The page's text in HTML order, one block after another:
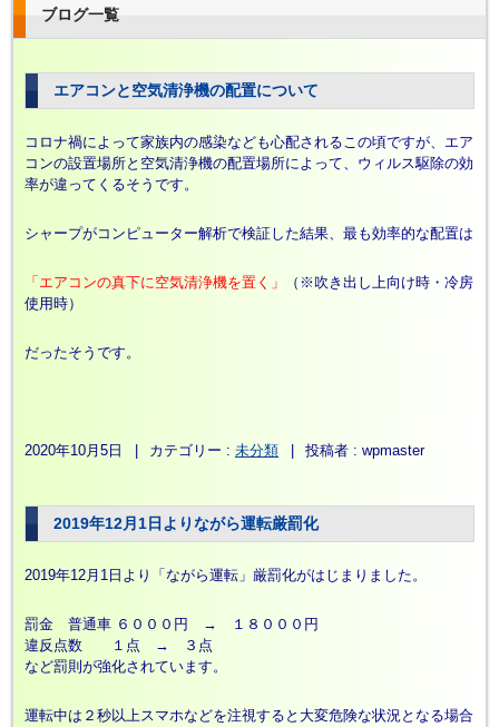
ブログ一覧
エアコンと空気清浄機の配置について
コロナ禍によって家族内の感染なども心配されるこの頃ですが、エア
コンの設置場所と空気清浄機の配置場所によって、ウィルス駆除の効
率が違ってくるそうです。
シャープがコンピューター解析で検証した結果、最も効率的な配置は
「エアコンの真下に空気清浄機を置く」
（※吹き出し上向け時・冷房
使用時）
だったそうです。
2020年10月5日 カテゴリー : 未分類 投稿者 : wpmaster
2019年12月1日よりながら運転厳罰化
2019年12月1日より「ながら運転」厳罰化がはじまりました。
罰金 普通車 ６０００円 → １８０００円
違反点数 １点 → ３点
など罰則が強化されています。
運転中は２秒以上スマホなどを注視すると大変危険な状況となる場合